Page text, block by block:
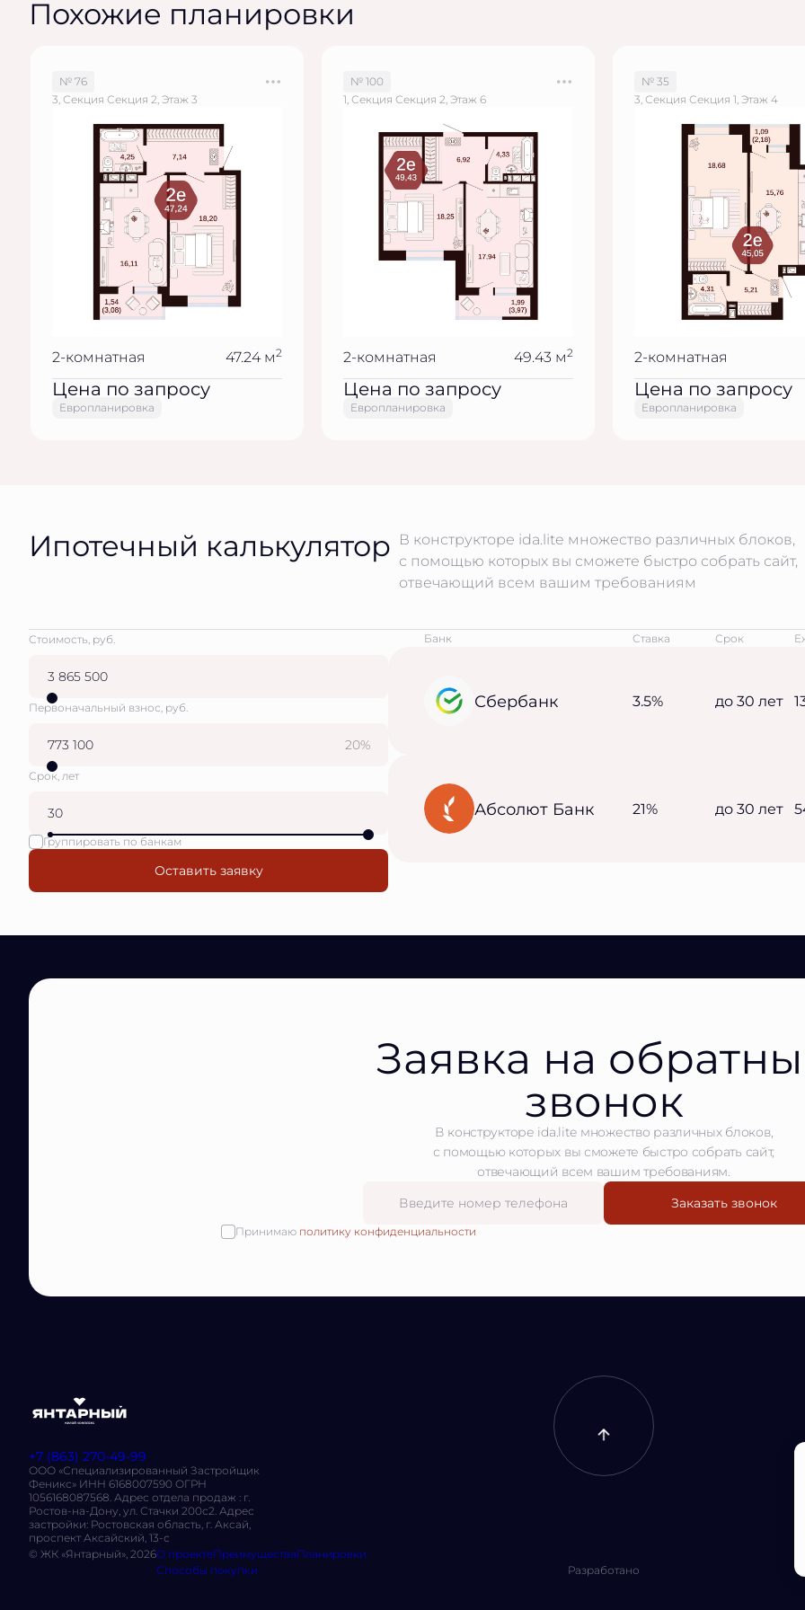
Похожие планировки
№ 76
3, Секция Секция 2, Этаж 3
2-комнатная 47.24 м2
Цена по запросу
Европланировка
№ 100
1, Секция Секция 2, Этаж 6
2-комнатная 49.43 м2
Цена по запросу
Европланировка
№ 35
3, Секция Секция 1, Этаж 4
2-комнатная
Цена по запросу
Европланировка
Ипотечный калькулятор В конструкторе ida.lite множество различных блоков,
с помощью которых вы сможете быстро собрать сайт,
отвечающий всем вашим требованиям
Стоимость, руб.
Первоначальный взнос, руб.
20%
Срок, лет
Группировать по банкам
Оставить заявку
Банк Ставка Срок
Сбербанк 3.5% до 30 лет
Абсолют Банк 21% до 30 лет
Заявка на
звонок
В конструкторе ida.lite множество различных блоков,
с помощью которых вы сможете быстро собрать сайт,
отвечающий всем вашим требованиям.
Заказать звонок
Принимаю политику конфиденциальности
+7 (863) 270-49-99
ООО «Специализированный Застройщик
Феникс» ИНН 6168007590 ОГРН
1056168087568. Адрес отдела продаж : г.
Ростов-на-Дону, ул. Стачки 200с2. Адрес
застройки: Ростовская область, г. Аксай,
проспект Аксайский, 13-с
© ЖК «Янтарный», 2026О проектеПреимуществаПланировки
Способы покупки
Разработано